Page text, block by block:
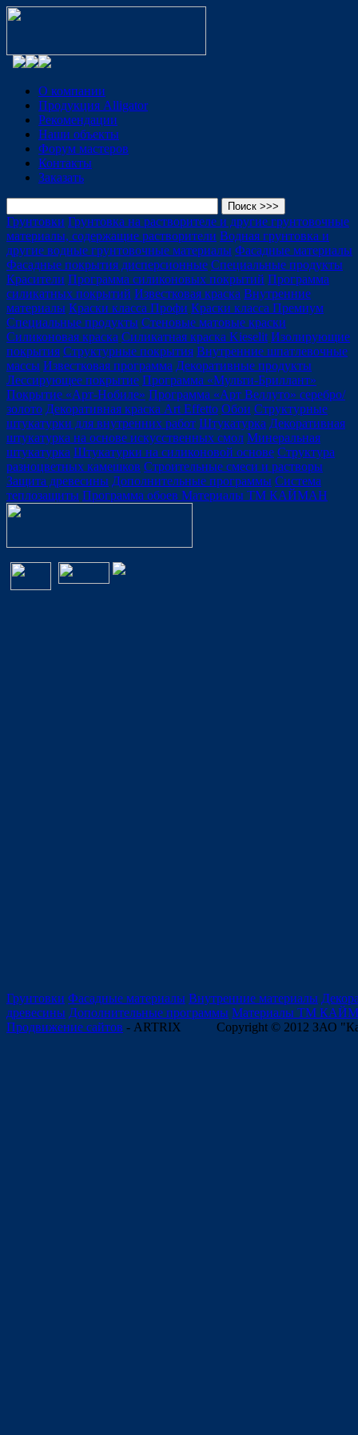
О компании
Продукция Alligator
Рекомендации
Наши объекты
Форум мастеров
Контакты
Заказать
Грунтовки Грунтовка на растворителе и другие грунтовочные
материалы, содержащие растворители Водная грунтовка и
другие водные грунтовочные материалы Фасадные материалы
Фасадные покрытия дисперсионные Специальные продукты
Красители Программа силиконовых покрытий Программа
силикатных покрытий Известковая краска Внутренние
материалы Краски класса Профи Краски класса Премиум
Специальные продукты Стеновые матовые краски
Силиконовая краска Силикатная краска Kieselit Изолирующие
покрытия Структурные покрытия Внутренние шпатлевочные
массы Известковая программа Декоративные продукты
Лессирующее покрытие Программа «Мульти-Бриллант»
Покрытие «Арт-Нобиле» Программа «Арт Веллуто» серебро/
золото Декоративная краска Art Effetto Обои Структурные
штукатурки для внутренних работ Штукатурка Декоративная
штукатурка на основе искусственных смол Минеральная
штукатурка Штукатурки на силиконовой основе Структура
разноцветных камешков Строительные смеси и растворы
Защита древесины Дополнительные программы Система
теплозащиты Программа обоев Материалы ТМ КАЙМАН
Грунтовки Фасадные материалы Внутренние материалы
древесины Дополнительные программы Материалы ТМ
Продвижение сайтов - ARTRIX Copyright © 2012 ЗАО